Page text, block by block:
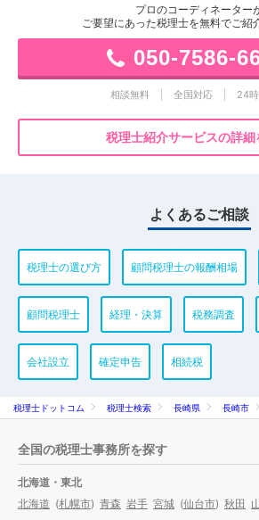
プロのコーディネーター
ご要望にあった税理士を無料でご紹
050-7586-
相談無料 全国対応 24
税理士紹介サービスの詳細
よくあるご相談
税理士の選び方 顧問税理士の報酬相場
顧問税理士 経理・決算 税務調査
会社設立 確定申告 相続税
税理士ドットコム 税理士検索 長崎県 長崎市
全国の税理士事務所を探す
北海道・東北
北海道 (札幌市) 青森 岩手 宮城 (仙台市) 秋田